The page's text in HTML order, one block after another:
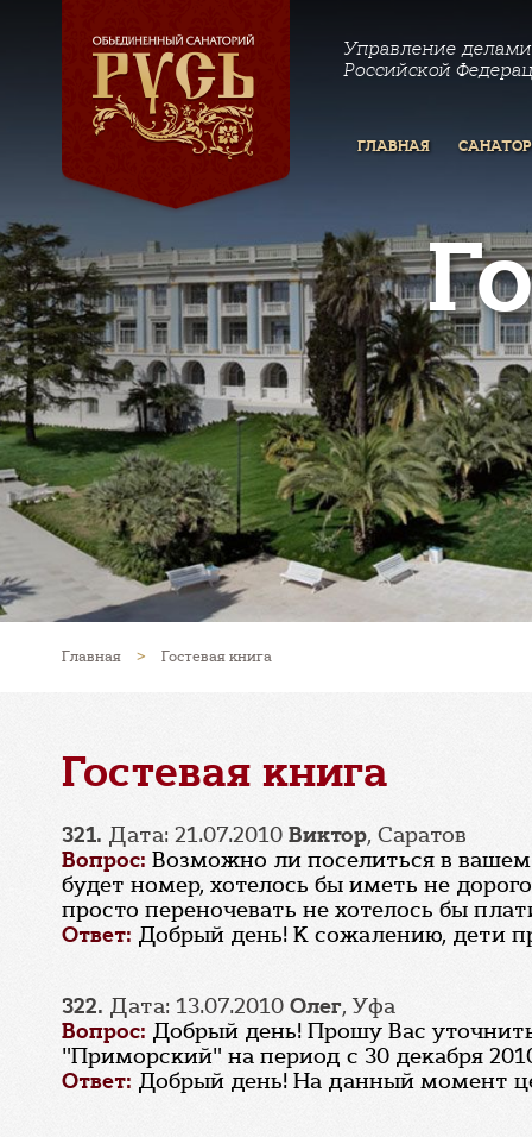
Управление
Российской
ГЛАВНАЯ
Главная > Гостевая книга
Гостевая книга
321. Дата: 21.07.2010 Виктор, Саратов
Вопрос: Возможно ли поселиться в
будет номер, хотелось бы иметь не
просто переночевать не хотелось бы
Ответ: Добрый день! К сожалению, дети
322. Дата: 13.07.2010 Олег, Уфа
Вопрос: Добрый день! Прошу Вас
"Приморский" на период с 30 декабря
Ответ: Добрый день! На данный момент